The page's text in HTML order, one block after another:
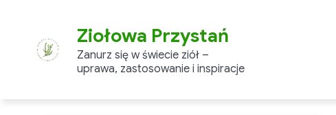
content
Ziołowa Przystań
Zanurz się w świecie ziół –
uprawa, zastosowanie i inspiracje